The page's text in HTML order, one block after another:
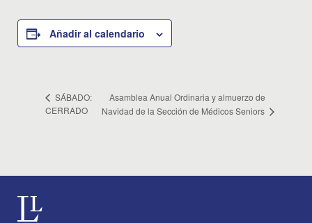
Añadir al calendario
SÁBADO:
CERRADO
Asamblea Anual Ordinaria y almuerzo de
Navidad de la Sección de Médicos Seniors